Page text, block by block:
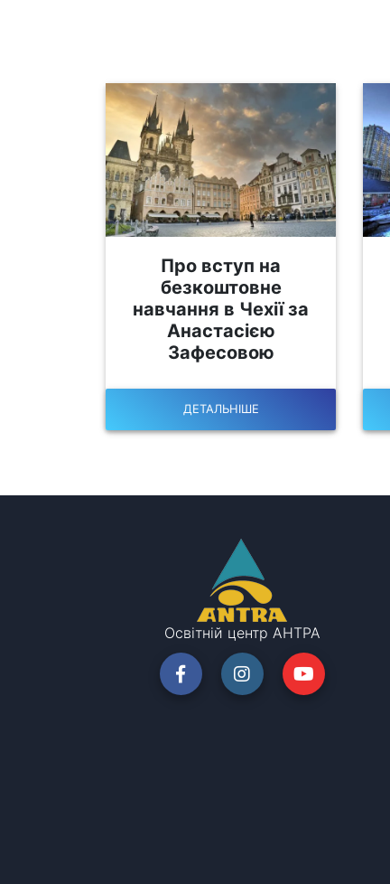
Про вступ на
безкоштовне
навчання в Чехії за
Анастасією
Зафесовою
ДЕТАЛЬНІШЕ
Освітній центр АНТРА